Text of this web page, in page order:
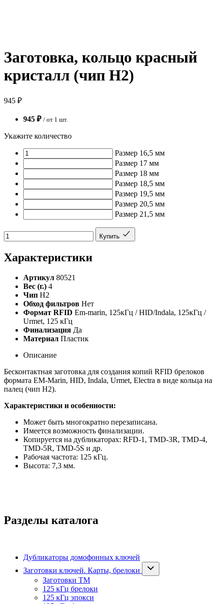
Заготовка, кольцо красный
кристалл (чип H2)
945 ₽
945 ₽ / от 1 шт.
Укажите количество
Размер 16,5 мм
Размер 17 мм
Размер 18 мм
Размер 18,5 мм
Размер 19,5 мм
Размер 20,5 мм
Размер 21,5 мм
Купить
Характеристики
Артикул 80521
Вес (г.) 4
Чип H2
Обход фильтров Нет
Формат RFID Em-marin, 125кГц / HID/Indala, 125кГц /
Urmet, 125 кГц
Финализация Да
Материал Пластик
Описание
Бесконтактная заготовка для создания копий RFID брелоков
формата EM-Marin, HID, Indala, Urmet, Electra в виде кольца на
палец (чип H2).
Характеристики и особенности:
Может быть многократно перезаписана.
Имеется возможность финализации.
Копируется на дубликаторах: RFD-1, TMD-3R, TMD-4,
TMD-5R, TMD-5S и др.
Рабочая частота: 125 кГц.
Высота: 7,3 мм.
Разделы каталога
Дубликаторы домофонных ключей
Заготовки ключей. Карты, брелоки
Заготовки ТМ
125 кГц брелоки
125 кГц эпокси